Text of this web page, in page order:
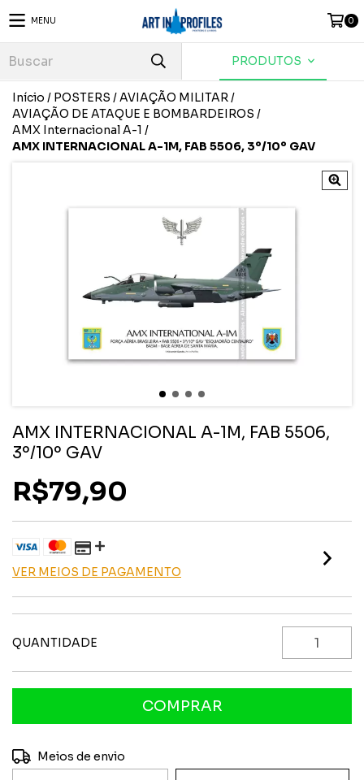
MENU 0
PRODUTOS
Início / POSTERS /AVIAÇÃO MILITAR/
AVIAÇÃO DE ATAQUE E BOMBARDEIROS /
AMX Internacional A-1 /
AMX INTERNACIONAL A-1M, FAB 5506, 3º/10º GAV
AMX INTERNACIONAL A-1M, FAB 5506,
3º/10º GAV
R$79,90
VER MEIOS DE PAGAMENTO
QUANTIDADE
Entregas para o CEP:
Meios de envio